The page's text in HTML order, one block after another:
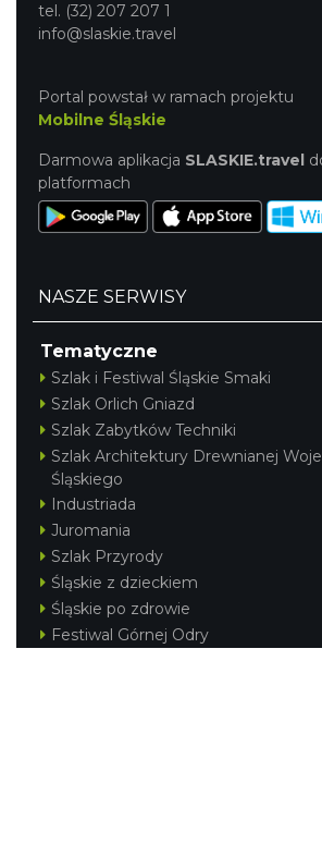
tel. (32) 207 207 1
info@slaskie.travel
Portal powstał w ramach projektu
Mobilne Śląskie
Darmowa aplikacja SLASKIE.travel
platformach
NASZE SERWISY
Tematyczne
Szlak i Festiwal Śląskie Smaki
Szlak Orlich Gniazd
Szlak Zabytków Techniki
Szlak Architektury Drewnianej
Śląskiego
Industriada
Juromania
Szlak Przyrody
Śląskie z dzieckiem
Śląskie po zdrowie
Festiwal Górnej Odry